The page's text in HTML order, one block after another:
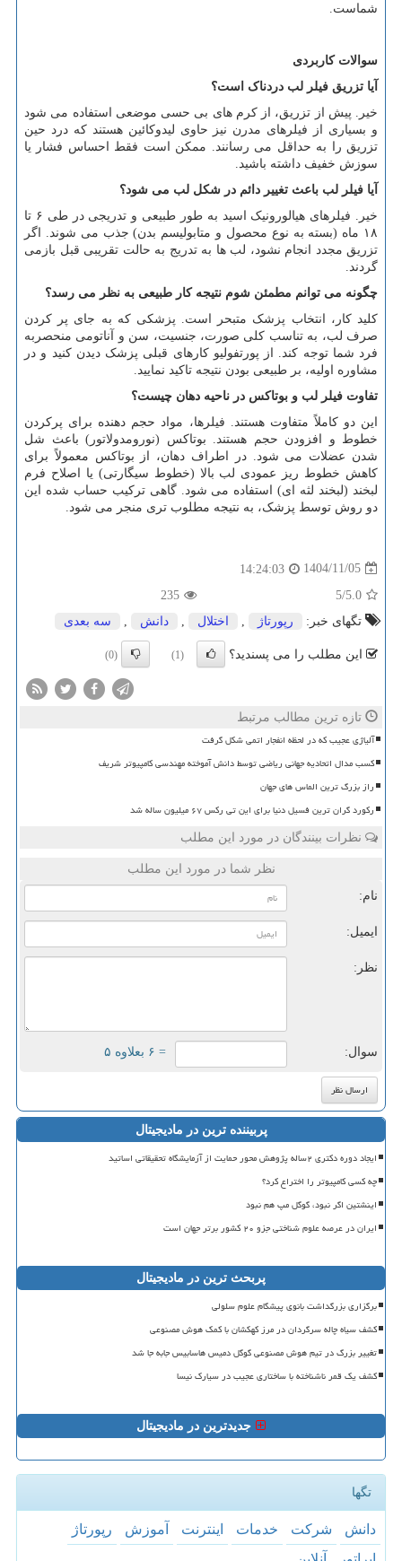
شماست.
سوالات کاربردی
آیا تزریق فیلر لب دردناک است؟
خیر. پیش از تزریق، از کرم های بی حسی موضعی استفاده می شود
و بسیاری از فیلرهای مدرن نیز حاوی لیدوکائین هستند که درد حین
تزریق را به حداقل می رسانند. ممکن است فقط احساس فشار یا
سوزش خفیف داشته باشید.
آیا فیلر لب باعث تغییر دائم در شکل لب می شود؟
خیر. فیلرهای هیالورونیک اسید به طور طبیعی و تدریجی در طی ۶ تا
۱۸ ماه (بسته به نوع محصول و متابولیسم بدن) جذب می شوند. اگر
تزریق مجدد انجام نشود، لب ها به تدریج به حالت تقریبی قبل بازمی
گردند.
چگونه می توانم مطمئن شوم نتیجه کار طبیعی به نظر می رسد؟
کلید کار، انتخاب پزشک متبحر است. پزشکی که به جای پر کردن
صرف لب، به تناسب کلی صورت، جنسیت، سن و آناتومی منحصربه
فرد شما توجه کند. از پورتفولیو کارهای قبلی پزشک دیدن کنید و در
مشاوره اولیه، بر طبیعی بودن نتیجه تاکید نمایید.
تفاوت فیلر لب و بوتاکس در ناحیه دهان چیست؟
این دو کاملاً متفاوت هستند. فیلرها، مواد حجم دهنده برای پرکردن
خطوط و افزودن حجم هستند. بوتاکس (نورومدولاتور) باعث شل
شدن عضلات می شود. در اطراف دهان، از بوتاکس معمولاً برای
کاهش خطوط ریز عمودی لب بالا (خطوط سیگارتی) یا اصلاح فرم
لبخند (لبخند لثه ای) استفاده می شود. گاهی ترکیب حساب شده این
دو روش توسط پزشک، به نتیجه مطلوب تری منجر می شود.
1404/11/05
14:24:03
5.0
/5
235
تگهای خبر:
رپورتاژ , اختلال , دانش , سه بعدی
این مطلب را می پسندید؟ (1)
(0)
تازه ترین مطالب مرتبط
آلیاژی عجیب که در لحظه انفجار اتمی شکل گرفت
کسب مدال اتحادیه جهانی ریاضی توسط دانش آموخته مهندسی کامپیوتر شریف
راز بزرگ ترین الماس های جهان
رکورد گران ترین فسیل دنیا برای این تی رکس ۶۷ میلیون ساله شد
نظرات بینندگان در مورد این مطلب
نظر شما در مورد این مطلب
نام:
ایمیل:
نظر:
سوال: = ۶ بعلاوه ۵
پربیننده ترین در مادیجیتال
ایجاد دوره دکتری ۲ساله پژوهش محور حمایت از آزمایشگاه تحقیقاتی اساتید
چه کسی کامپیوتر را اختراع کرد؟
اینشتین اگر نبود، گوگل مپ هم نبود
ایران در عرصه علوم شناختی جزو ۲۰ کشور برتر جهان است
پربحث ترین در مادیجیتال
برگزاری بزرگداشت بانوی پیشگام علوم سلولی
کشف سیاه چاله سرگردان در مرز کهکشان با کمک هوش مصنوعی
تغییر بزرگ در تیم هوش مصنوعی گوگل دمیس هاسابیس جابه جا شد
کشف یک قمر ناشناخته با ساختاری عجیب در سیارک نیسا
جدیدترین در مادیجیتال
تگها
دانش شركت خدمات اینترنت آموزش
رپورتاژ